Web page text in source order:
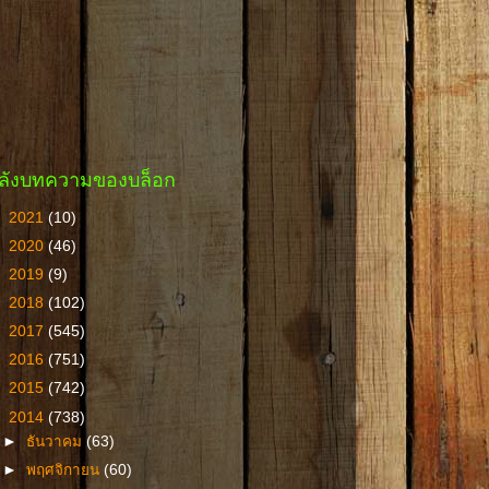
งบทความของบล็อก
2021 (10)
2020 (46)
2019 (9)
2018 (102)
2017 (545)
2016 (751)
2015 (742)
2014 (738)
► ธันวาคม(63)
►พฤศจิกายน(60)